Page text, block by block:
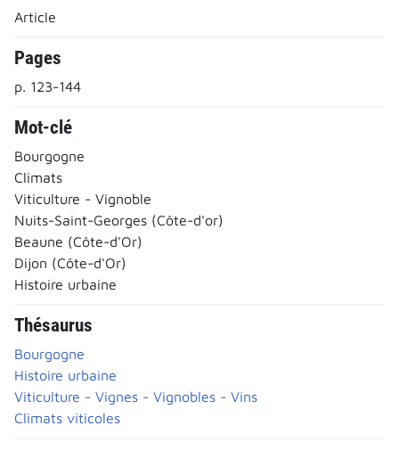
Article
Pages
p. 123-144
Mot-clé
Bourgogne
Climats
Viticulture - Vignoble
Nuits-Saint-Georges (Côte-d'or)
Beaune (Côte-d'Or)
Dijon (Côte-d'Or)
Histoire urbaine
Thésaurus
Bourgogne
Histoire urbaine
Viticulture - Vignes - Vignobles - Vins
Climats viticoles